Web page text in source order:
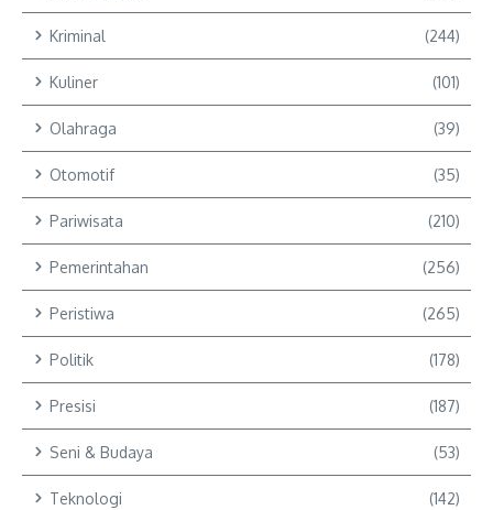
Kriminal (244)
Kuliner (101)
Olahraga (39)
Otomotif (35)
Pariwisata (210)
Pemerintahan (256)
Peristiwa (265)
Politik (178)
Presisi (187)
Seni & Budaya (53)
Teknologi (142)